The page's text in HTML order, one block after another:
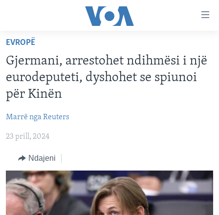
faqen
kryesore
Kalo
tek
faqja
Kalo
tek
KATEGORITË
AMERIKA
EVROPA
BOTA
MJEDISI
KULTURË
SHKENCË DHE TEKNOLOGJI
SHËNDETËSI
DITARI
Learning English
FOLLOW US
Gjuhët
EVROPË
Gjermani, arrestohet ndihmësi i një
eurodeputeti, dyshohet se spiunoi
për Kinën
Marrë nga Reuters
23 prill, 2024
Ndajeni